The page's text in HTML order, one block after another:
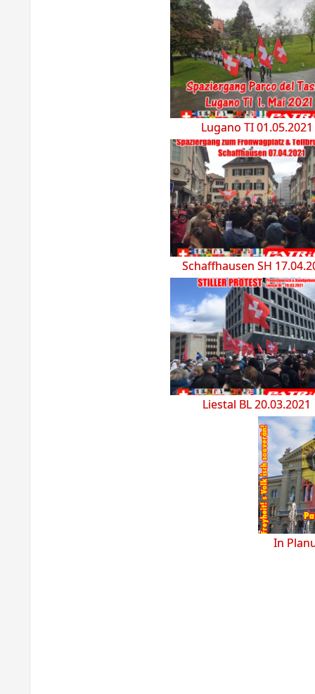
Lugano TI 01.05.2021
Schaffhausen SH
Liestal BL 20.03.2021
In